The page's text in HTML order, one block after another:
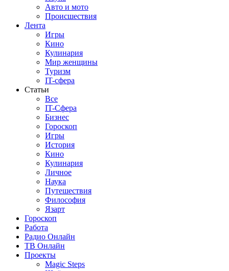
Авто и мото
Происшествия
Лента
Игры
Кино
Кулинария
Мир женщины
Туризм
IT-сфера
Статьи
Все
IT-Сфера
Бизнес
Гороскоп
Игры
История
Кино
Кулинария
Личное
Наука
Путешествия
Философия
Язарт
Гороскоп
Работа
Радио Онлайн
ТВ Онлайн
Проекты
Magic Steps